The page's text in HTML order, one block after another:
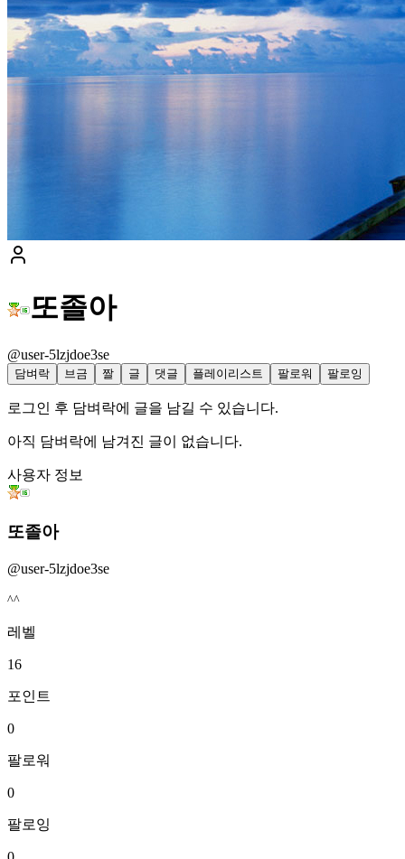
또졸아
@user-5lzjdoe3se
담벼락 브금 짤 글 댓글 플레이리스트 팔로워 팔로잉
로그인 후 담벼락에 글을 남길 수 있습니다.
아직 담벼락에 남겨진 글이 없습니다.
사용자 정보
또졸아
@user-5lzjdoe3se
^^
레벨
16
포인트
0
팔로워
0
팔로잉